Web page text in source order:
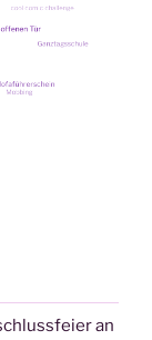
an